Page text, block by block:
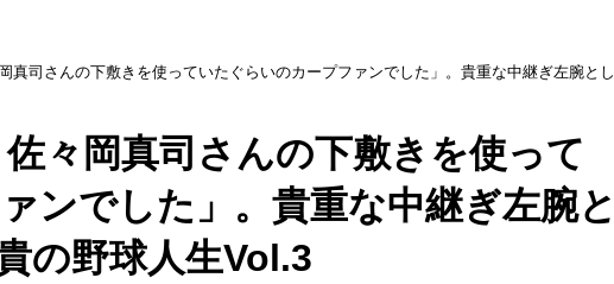
真司さんの下敷きを使っていたぐらいのカープファンでした」。貴重な中継ぎ左腕とし
佐々岡真司さんの下敷きを使って
ンでした」。貴重な中継ぎ左腕と
の野球人生Vol.3